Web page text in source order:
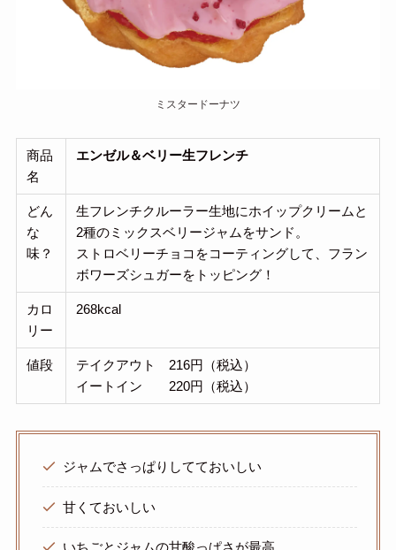
ミスタードーナツ
商品
名
エンゼル＆ベリー生フレンチ
どん
な
味？
生フレンチクルーラー生地にホイップクリームと
2種のミックスベリージャムをサンド。
ストロベリーチョコをコーティングして、フラン
ボワーズシュガーをトッピング！
カロ
リー
268kcal
値段
テイクアウト 216円（税込）
イートイン 220円（税込）
ジャムでさっぱりしてておいしい
甘くておいしい
いちごとジャムの甘酸っぱさが最高